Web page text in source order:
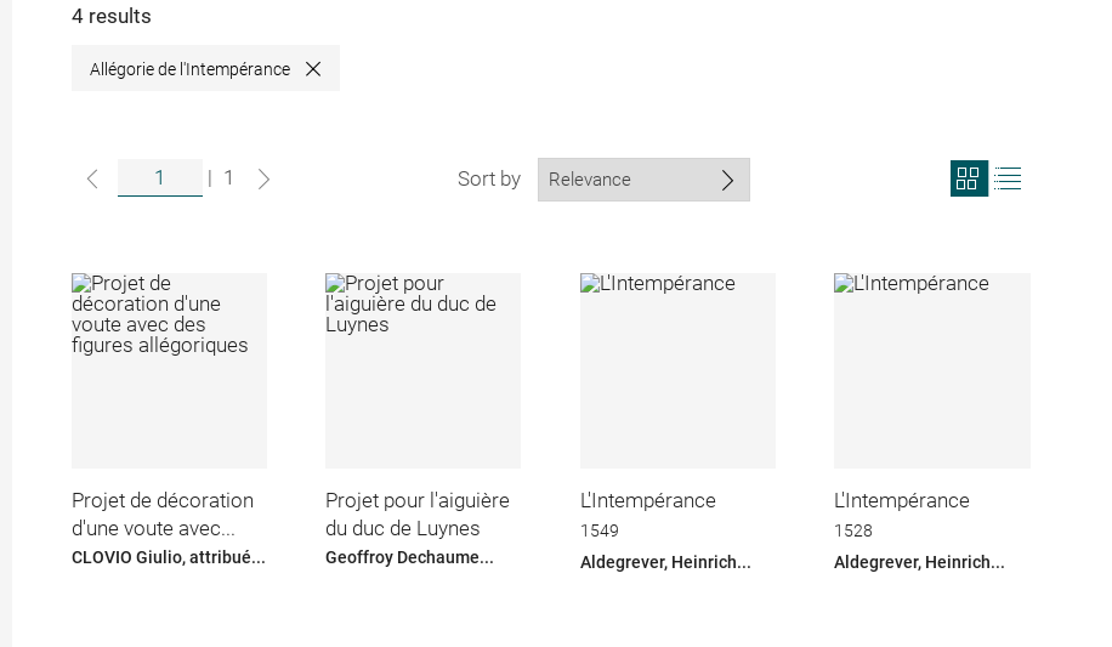
4 results
Allégorie de l'Intempérance Close
| 1 Sort by
View
search
Projet de décoration
d'une voute avec...
CLOVIO Giulio, attribué...
Projet pour l'aiguière
du duc de Luynes
Geoffroy Dechaume...
L'Intempérance
1549
Aldegrever, Heinrich...
L'Intempérance
1528
Aldegrever, Heinrich...